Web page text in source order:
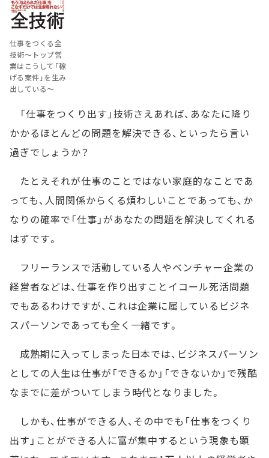
仕事をつくる全
技術～トップ営
業はこうして「稼
げる案件」を生み
出している～
「仕事をつくり出す」技術さえあれば、あなたに降り
かかるほとんどの問題を解決できる、といったら言い
過ぎでしょうか？
たとえそれが仕事のことではない家庭的なことであ
っても、人間関係からくる煩わしいことであっても、か
なりの確率で「仕事」があなたの問題を解決してくれる
はずです。
フリーランスで活動している人やベンチャー企業の
経営者などは、仕事を作り出すことイコール死活問題
でもあるわけですが、これは企業に属しているビジネ
スパーソンであっても全く一緒です。
成熟期に入ってしまった日本では、ビジネスパーソン
としての人生は仕事が「できるか」「できないか」で残酷
なまでに差がついてしまう時代となりました。
しかも、仕事ができる人、その中でも「仕事をつくり
出す」ことができる人に富が集中するという現象も顕